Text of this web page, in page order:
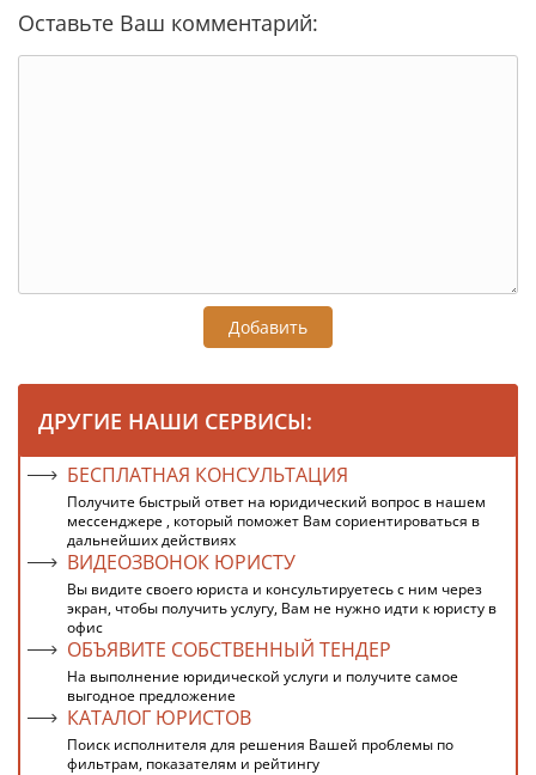
Оставьте Ваш комментарий:
Добавить
ДРУГИЕ НАШИ СЕРВИСЫ:
БЕСПЛАТНАЯ КОНСУЛЬТАЦИЯ
Получите быстрый ответ на юридический вопрос в нашем
мессенджере , который поможет Вам сориентироваться в
дальнейших действиях
ВИДЕОЗВОНОК ЮРИСТУ
Вы видите своего юриста и консультируетесь с ним через
экран, чтобы получить услугу, Вам не нужно идти к юристу в
офис
ОБЪЯВИТЕ СОБСТВЕННЫЙ ТЕНДЕР
На выполнение юридической услуги и получите самое
выгодное предложение
КАТАЛОГ ЮРИСТОВ
Поиск исполнителя для решения Вашей проблемы по
фильтрам, показателям и рейтингу